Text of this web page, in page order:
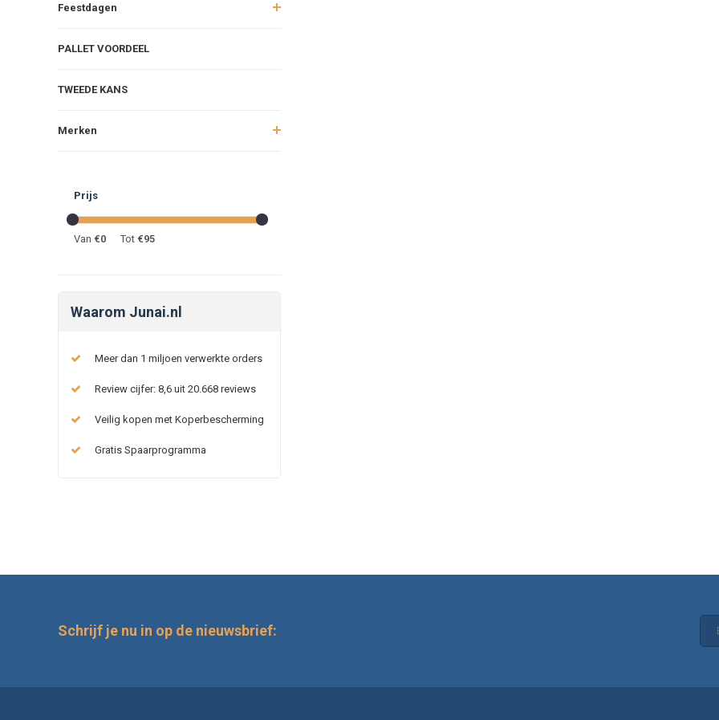
Feestdagen
PALLET VOORDEEL
TWEEDE KANS
Merken
Prijs
Van €0 Tot €95
Waarom Junai.nl
Meer dan 1 miljoen verwerkte orders
Review cijfer: 8,6 uit 20.668 reviews
Veilig kopen met Koperbescherming
Gratis Spaarprogramma
Schrijf je nu in op de nieuwsbrief: